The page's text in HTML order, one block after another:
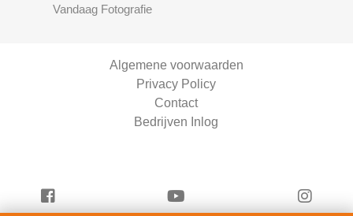
Vandaag Fotografie
Algemene voorwaarden
Privacy Policy
Contact
Bedrijven Inlog